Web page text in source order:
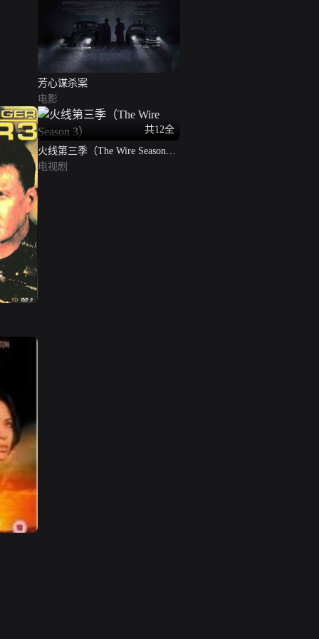
芳心谋杀案
电影
共12全
火线第三季（The Wire Season
3）
电视剧